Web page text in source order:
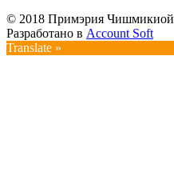
© 2018 Примэрия Чишмикиой
Разработано в Account Soft
Translate »